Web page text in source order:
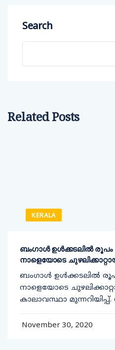
Search
Related Posts
KERALA
ബംഗാൾ ഉൾക്കടലിൽ
നാളെയോടെ
ബംഗാൾ ഉൾക്കടലിൽ
നാളെയോടെ
കാലാവസ്ഥാ
November 30, 2020